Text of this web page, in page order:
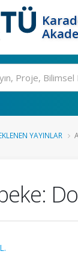
YAYINLAR